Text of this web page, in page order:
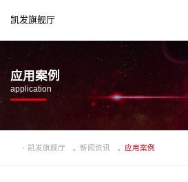
凯发旗舰厅
应用案例
application
凯发旗舰厅 新闻资讯 应用案例